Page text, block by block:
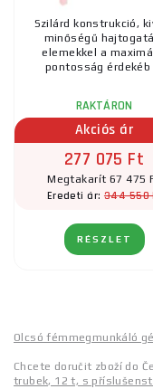
Szilárd konstrukció,
minőségű
elemekkel a
pontosság érdekéb
RAKTÁRON
Akciós ár
277 075 Ft
Megtakarít 67 475
Eredeti ár: 344 550
RÉSZLET
Olcsó fémmegmunkáló
Chcete doručit zboží do
trubek, 12 t, s